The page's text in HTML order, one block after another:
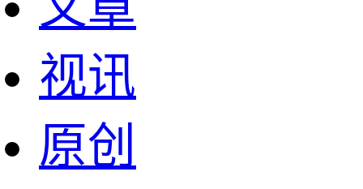
视讯
原创